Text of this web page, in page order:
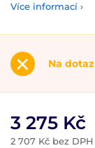
Více informací ›
Na dotaz
3 275 Kč
2 707 Kč bez DPH